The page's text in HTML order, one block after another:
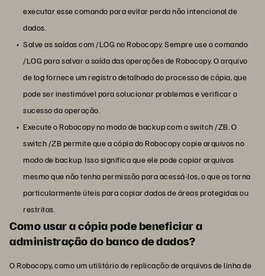
executar esse comando para evitar perda não intencional de
dados.
Salve as saídas com /LOG no Robocopy. Sempre use o comando
/LOG para salvar a saída das operações de Robocopy. O arquivo
de log fornece um registro detalhado do processo de cópia, que
pode ser inestimável para solucionar problemas e verificar o
sucesso da operação.
Execute o Robocopy no modo de backup com o switch /ZB. O
switch /ZB permite que a cópia do Robocopy copie arquivos no
modo de backup. Isso significa que ele pode copiar arquivos
mesmo que não tenha permissão para acessá-los, o que os torna
particularmente úteis para copiar dados de áreas protegidas ou
restritas.
Como usar a cópia pode beneficiar a
administração do banco de dados?
O Robocopy, como um utilitário de replicação de arquivos de linha de